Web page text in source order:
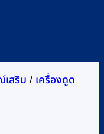
เสริม / เครื่องดูด